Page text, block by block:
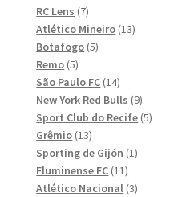
RC Lens 77
produkter
Atlético Mineiro 1313
Botafogo 55
Remo 55
produkter
São Paulo FC 1414
produkter
New York Red Bulls 99
produkter
Sport Club do Recife 55
Grêmio 1313
produkter
Sporting de Gijón 11
Fluminense FC 1111
produkter
Atlético Nacional 33